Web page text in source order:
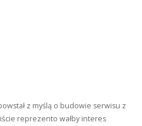
z myślą o budowie serwisu z
reprezento wałby interes